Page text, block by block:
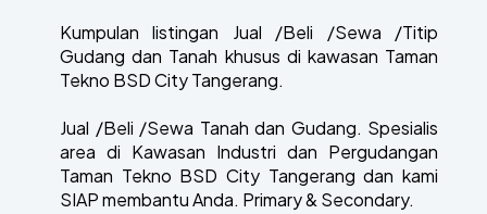
Kumpulan listingan Jual /Beli /Sewa /Titip
Gudang dan Tanah khusus di kawasan Taman
Tekno BSD City Tangerang.
Jual /Beli /Sewa Tanah dan Gudang. Spesialis
area di Kawasan Industri dan Pergudangan
Taman Tekno BSD City Tangerang dan kami
SIAP membantu Anda. Primary & Secondary.